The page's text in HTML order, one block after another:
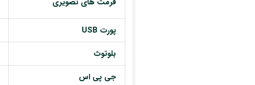
پورت USB
بلوتوث
جی پی اس